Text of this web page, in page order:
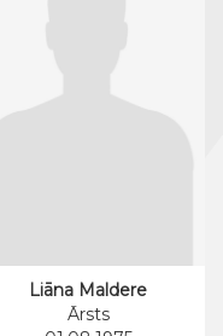
Liāna Maldere
Ārsts